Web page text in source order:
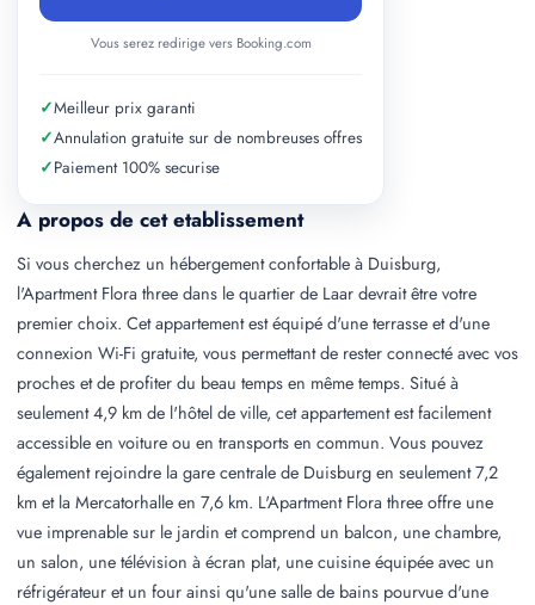
A propos de cet etablissement
Si vous cherchez un hébergement confortable à Duisburg,
l'Apartment Flora three dans le quartier de Laar devrait être votre
premier choix. Cet appartement est équipé d'une terrasse et d'une
connexion Wi-Fi gratuite, vous permettant de rester connecté avec vos
proches et de profiter du beau temps en même temps. Situé à
seulement 4,9 km de l'hôtel de ville, cet appartement est facilement
accessible en voiture ou en transports en commun. Vous pouvez
également rejoindre la gare centrale de Duisburg en seulement 7,2
km et la Mercatorhalle en 7,6 km. L'Apartment Flora three offre une
vue imprenable sur le jardin et comprend un balcon, une chambre,
un salon, une télévision à écran plat, une cuisine équipée avec un
réfrigérateur et un four ainsi qu'une salle de bains pourvue d'une
Vous serez redirige vers Booking.com
✓Meilleur prix garanti
✓Annulation gratuite sur de nombreuses offres
✓Paiement 100% securise